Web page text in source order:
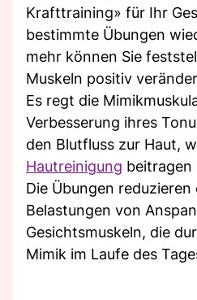
Krafttraining» für Ihr
bestimmte Übungen
mehr können Sie
Muskeln positiv
Es regt die
Verbesserung ihres
den Blutfluss zur Haut,
Hautreinigung beitragen
Die Übungen reduzieren
Belastungen von
Gesichtsmuskeln, die
Mimik im Laufe des